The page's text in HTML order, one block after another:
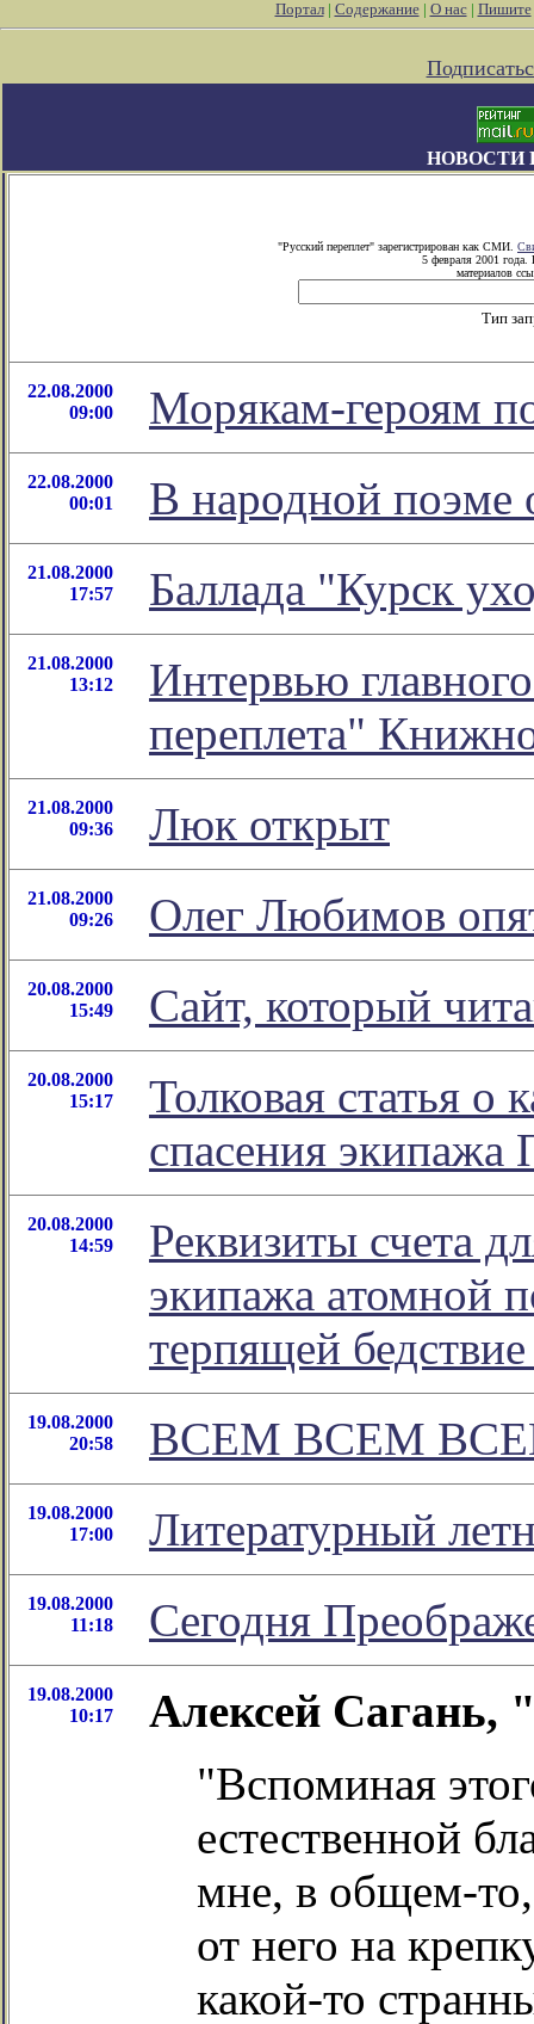
Портал| Содержание| О нас| Пишите
НОВОСТИ
"Русский переплет" зарегистрирован как СМИ.
5 февраля 2001 года.
материалов
Тип
22.08.2000
09:00
Морякам-героям
22.08.2000
00:01
В народной поэме
21.08.2000
17:57
Баллада "Курск
21.08.2000
13:12
Интервью
переплета"
21.08.2000
09:36
Люк открыт
21.08.2000
09:26
Олег Любимов
20.08.2000
15:49
Сайт, который
20.08.2000
15:17
Толковая статья о
спасения экипажа
20.08.2000
14:59
Реквизиты счета
экипажа aтомной
терпящей
19.08.2000
20:58
ВСЕМ ВСЕМ
19.08.2000
17:00
Литературный
19.08.2000
11:18
Сегодня
19.08.2000
10:17
Алексей Сагань,
"Вспоминая
естественной
мне, в общем-то,
от него на
какой-то